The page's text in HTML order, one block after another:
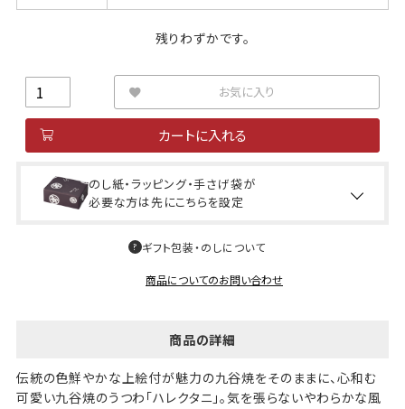
残りわずかです。
お気に入り
カートに入れる
のし紙・ラッピング・手さげ袋が
必要な方は先にこちらを設定
ギフト包装・のしについて
商品についてのお問い合わせ
商品の詳細
伝統の色鮮やかな上絵付が魅力の九谷焼をそのままに、心和む
可愛い九谷焼のうつわ「ハレクタニ」。気を張らないやわらかな風